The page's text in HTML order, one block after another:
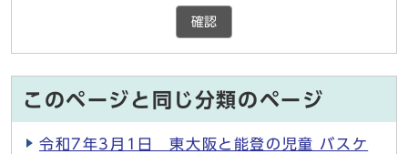
確認
このページと同じ分類のページ
令和7年3月1日 東大阪と能登の児童 バスケ